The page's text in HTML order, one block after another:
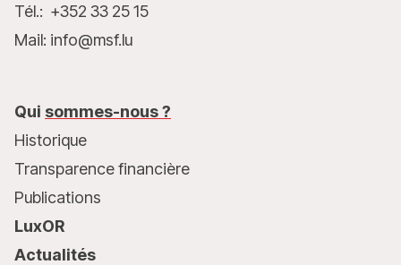
Tél.: +352 33 25 15
Mail: info@msf.lu
Qui sommes-nous ?
Historique
Transparence financière
Publications
LuxOR
Actualités